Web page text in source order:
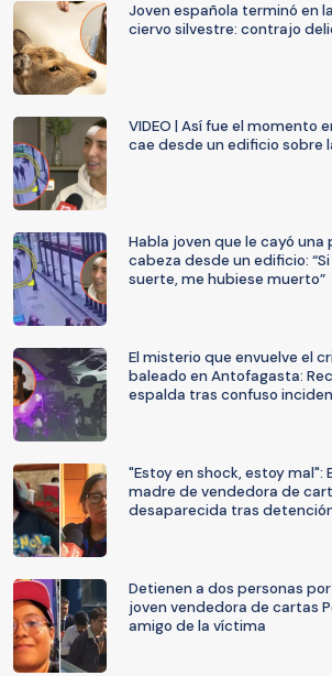
Joven española terminó en
ciervo silvestre: contrajo
VIDEO | Así fue el momento
cae desde un edificio sobre
Habla joven que le cayó una
cabeza desde un edificio:
suerte, me hubiese muerto”
El misterio que envuelve el
baleado en Antofagasta:
espalda tras confuso
"Estoy en shock, estoy mal":
madre de vendedora de
desaparecida tras
Detienen a dos personas
joven vendedora de cartas
amigo de la víctima